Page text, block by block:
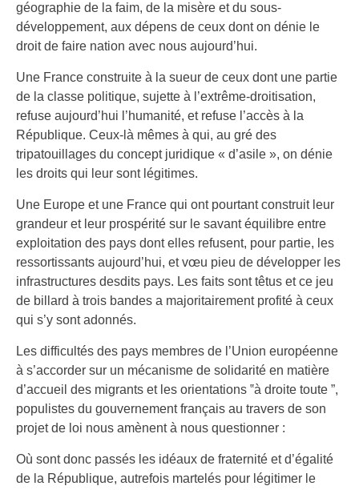
géographie de la faim, de la misère et du sous-
développement, aux dépens de ceux dont on dénie le
droit de faire nation avec nous aujourd’hui.
Une France construite à la sueur de ceux dont une partie
de la classe politique, sujette à l’extrême-droitisation,
refuse aujourd’hui l’humanité, et refuse l’accès à la
République. Ceux-là mêmes à qui, au gré des
tripatouillages du concept juridique « d’asile », on dénie
les droits qui leur sont légitimes.
Une Europe et une France qui ont pourtant construit leur
grandeur et leur prospérité sur le savant équilibre entre
exploitation des pays dont elles refusent, pour partie, les
ressortissants aujourd’hui, et vœu pieu de développer les
infrastructures desdits pays. Les faits sont têtus et ce jeu
de billard à trois bandes a majoritairement profité à ceux
qui s’y sont adonnés.
Les difficultés des pays membres de l’Union européenne
à s’accorder sur un mécanisme de solidarité en matière
d’accueil des migrants et les orientations ‟à droite toute ”,
populistes du gouvernement français au travers de son
projet de loi nous amènent à nous questionner :
Où sont donc passés les idéaux de fraternité et d’égalité
de la République, autrefois martelés pour légitimer le